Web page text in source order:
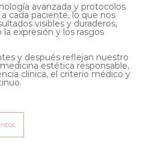
avanzada y protocolos
cada paciente, lo que nos
visibles y duraderos,
expresión y los rasgos
y después reflejan nuestro
estética responsable,
clínica, el criterio médico y